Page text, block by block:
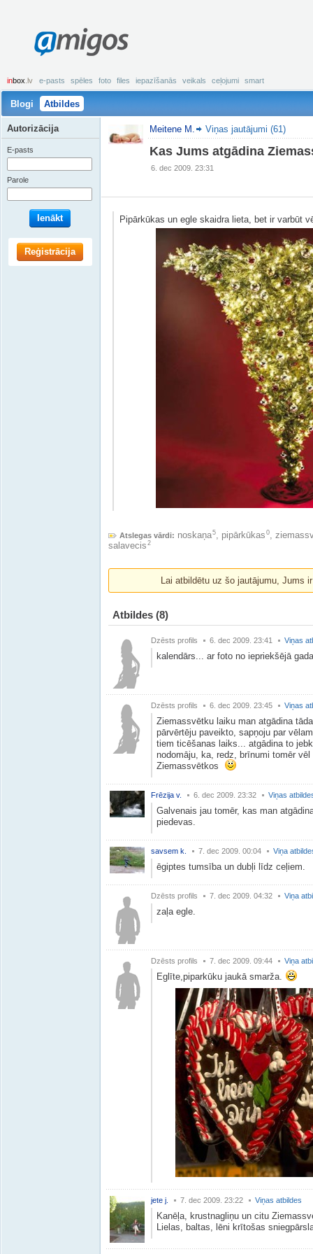
amigos
inbox .lv e-pasts spēles foto files iepazīšanās veikals ceļojumi smart
Blogi Atbildes
Meitene M. Viņas jautājumi (61)
Kas Jums atgādina
6. dec 2009. 23:31
Pipārkūkas un egle skaidra lieta, bet ir varbūt
Atslegas vārdi: noskaņa5, pipārkūkas 0,
salavecis 2
Lai atbildētu uz šo jautājumu, Jums
Atbildes (8)
Dzēsts profils 6. dec 2009. 23:41 Viņas
kalendārs... ar foto no iepriekšējā
Dzēsts profils 6. dec 2009. 23:45 Viņas
Ziemassvētku laiku man atgādina
pārvērtēju paveikto, sapņoju par
tiem ticēšanas laiks... atgādina to
nodomāju, ka, redz, brīnumi tomēr
Ziemassvētkos
Frēzija v. 6. dec 2009. 23:32 Viņas
Galvenais jau tomēr, kas man
piedevas.
savsem k. 7. dec 2009. 00:04 Viņa
ēgiptes tumsība un dubļi līdz ceļiem.
Dzēsts profils 7. dec 2009. 04:32 Viņa
zaļa egle.
Dzēsts profils 7. dec 2009. 09:44 Viņa
Eglīte,piparkūku jaukā smarža.
jete j. 7. dec 2009. 23:22 Viņas atbildes
Kanēļa, krustnagliņu un citu
Lielas, baltas, lēni krītošas
Autorizācija
E-pasts
Parole
Ienākt
Reģistrācija